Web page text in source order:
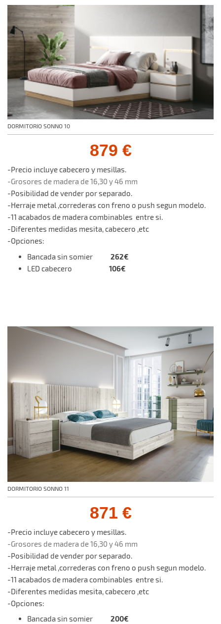
DORMITORIO SONNO 10
879 €
-Precio incluye cabecero y mesillas.
-Grosores de madera de 16,30 y 46 mm
-Posibilidad de vender por separado.
-Herraje metal ,correderas con freno o push segun modelo.
-11 acabados de madera combinables entre si.
-Diferentes medidas mesita, cabecero ,etc
-Opciones:
Bancada sin somier 262€
LED cabecero 106€
DORMITORIO SONNO 11
871 €
-Precio incluye cabecero y mesillas.
-Grosores de madera de 16,30 y 46 mm
-Posibilidad de vender por separado.
-Herraje metal ,correderas con freno o push segun modelo.
-11 acabados de madera combinables entre si.
-Diferentes medidas mesita, cabecero ,etc
-Opciones:
Bancada sin somier 200€